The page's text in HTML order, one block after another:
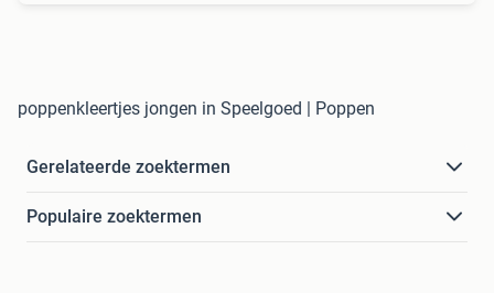
poppenkleertjes jongen in Speelgoed | Poppen
Gerelateerde zoektermen
Populaire zoektermen